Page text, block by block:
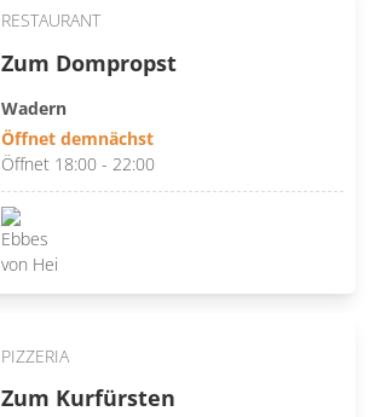
RESTAURANT
Zum Dompropst
Wadern
Öffnet demnächst
Öffnet 18:00 - 22:00
PIZZERIA
Zum Kurfürsten